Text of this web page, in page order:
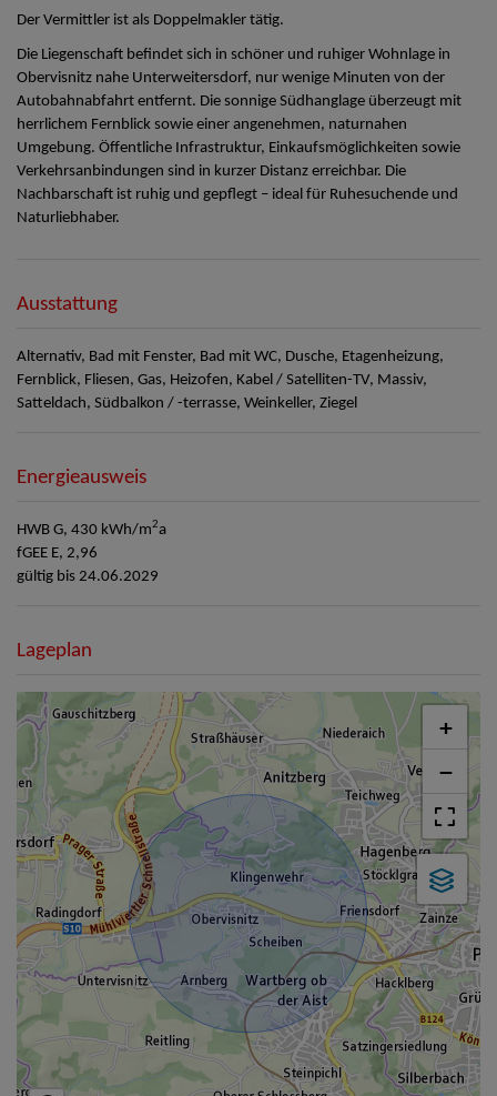
Der Vermittler ist als Doppelmakler tätig.
Die Liegenschaft befindet sich in schöner und ruhiger Wohnlage in
Obervisnitz nahe Unterweitersdorf, nur wenige Minuten von der
Autobahnabfahrt entfernt. Die sonnige Südhanglage überzeugt mit
herrlichem Fernblick sowie einer angenehmen, naturnahen
Umgebung. Öffentliche Infrastruktur, Einkaufsmöglichkeiten sowie
Verkehrsanbindungen sind in kurzer Distanz erreichbar. Die
Nachbarschaft ist ruhig und gepflegt – ideal für Ruhesuchende und
Naturliebhaber.
Ausstattung
Alternativ Bad mit Fenster Bad mit WC Dusche Etagenheizung
Fernblick Fliesen Gas Heizofen Kabel / Satelliten-TV Massiv
Satteldach Südbalkon / -terrasse Weinkeller Ziegel
Energieausweis
HWB G, 430 kWh/m2a
fGEE E, 2,96
gültig bis 24.06.2029
Lageplan
+
−